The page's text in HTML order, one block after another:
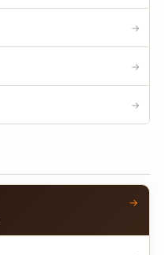
→
→
→
→